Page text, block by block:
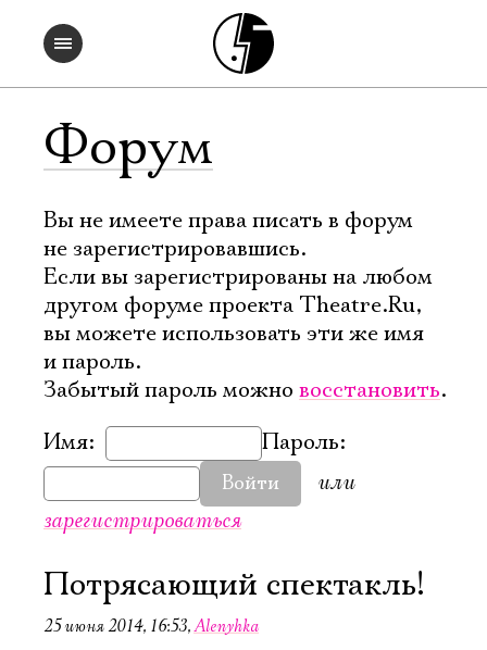
Форум
Вы не имеете права писать в форум
не зарегистрировавшись.
Если вы зарегистрированы на любом
другом форуме проекта Theatre.Ru,
вы можете использовать эти же имя
и пароль.
Забытый пароль можно восстановить.
Имя:
Пароль:
Войти
или
зарегистрироваться
Потрясающий спектакль!
25 июня 2014, 16:53,Alenyhka